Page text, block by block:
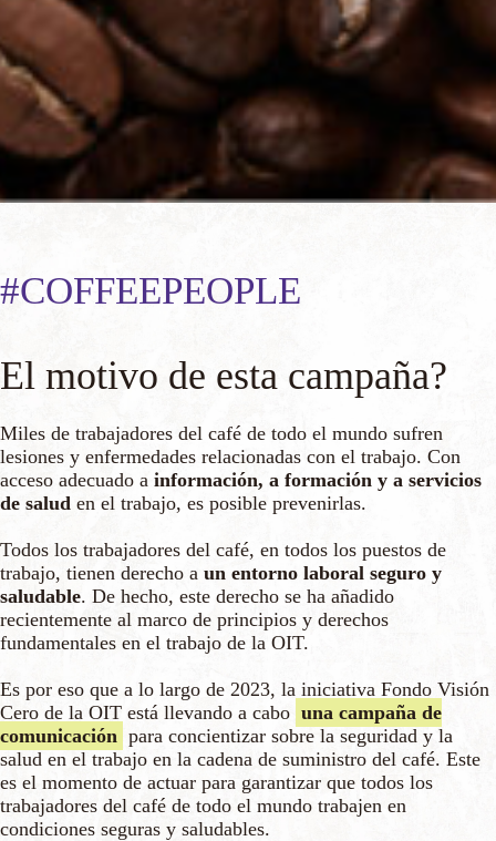
#COFFEEPEOPLE
El motivo de esta campaña?
Miles de trabajadores del café de todo el mundo sufren
lesiones y enfermedades relacionadas con el trabajo. Con
acceso adecuado a información, a formación y a servicios
de salud en el trabajo, es posible prevenirlas.
Todos los trabajadores del café, en todos los puestos de
trabajo, tienen derecho a un entorno laboral seguro y
saludable. De hecho, este derecho se ha añadido
recientemente al marco de principios y derechos
fundamentales en el trabajo de la OIT.
Es por eso que a lo largo de 2023, la iniciativa Fondo Visión
Cero de la OIT está llevando a cabo una campaña de
comunicación para concientizar sobre la seguridad y la
salud en el trabajo en la cadena de suministro del café. Este
es el momento de actuar para garantizar que todos los
trabajadores del café de todo el mundo trabajen en
condiciones seguras y saludables.